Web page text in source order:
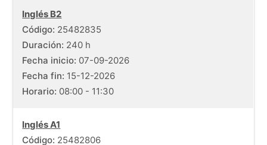
Código: 25482835
Inglés B2
Duración: 240 h
Fecha inicio: 07-09-2026
Fecha fin: 15-12-2026
Horario: 08:00 - 11:30
Código: 25482806
Inglés A1